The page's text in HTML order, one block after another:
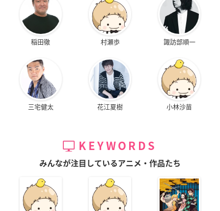
稲田徹 村瀬歩 諏訪部順一
三宅健太 花江夏樹 小林沙苗
KEYWORDS
みんなが注目しているアニメ・作品たち